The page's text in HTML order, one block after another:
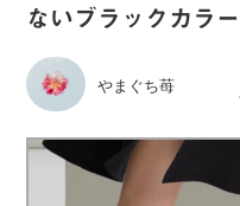
34歳独身OLバイマ実践記
無在庫で自由気ままに稼ぐ！
BUYMAで人気のブランド
ないブラックカラ
やまぐち苺